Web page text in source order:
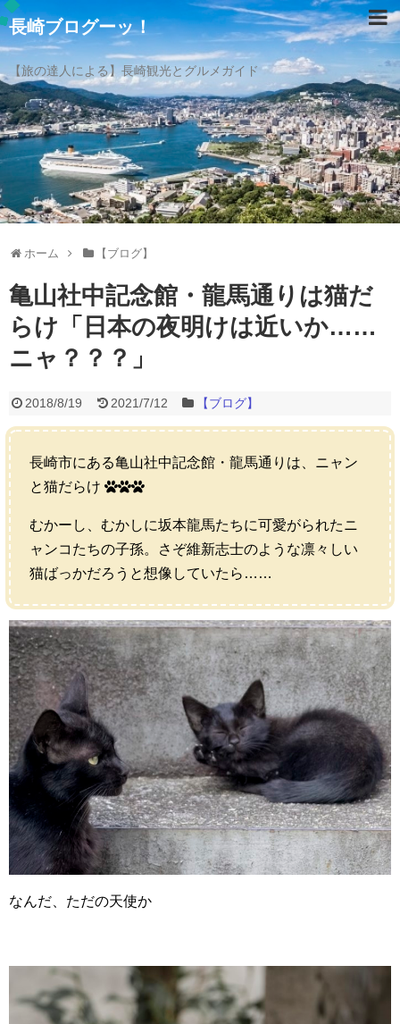
長崎ブログーッ！
【旅の達人による】長崎観光とグルメガイド
ホーム 【ブログ】
亀山社中記念館・龍馬通りは猫だ
らけ「日本の夜明けは近いか……
ニャ？？？」
2018/8/19 2021/7/12 【ブログ】
長崎市にある亀山社中記念館・龍馬通りは、ニャン
と猫だらけ
むかーし、むかしに坂本龍馬たちに可愛がられたニ
ャンコたちの子孫。さぞ維新志士のような凛々しい
猫ばっかだろうと想像していたら……
なんだ、ただの天使か